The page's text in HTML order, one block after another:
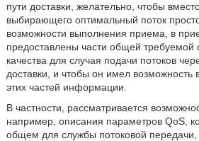
пути доставки, желательно, чтобы
выбирающего оптимальный поток
возможности выполнения приема, в
предоставлены части общей
качества для случая подачи потоков
доставки, и чтобы он имел возможность
этих частей информации.
В частности, рассматривается
например, описания параметров QoS,
общем для службы потоковой передачи,